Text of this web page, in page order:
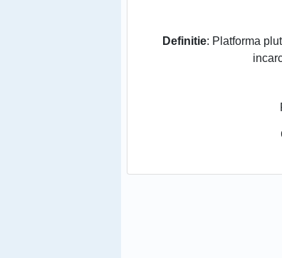
Definitie: Platforma